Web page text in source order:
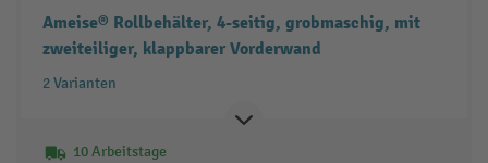
Ameise® Rollbehälter, 4-seitig, grobmaschig, mit
zweiteiliger, klappbarer Vorderwand
2 Varianten
10 Arbeitstage